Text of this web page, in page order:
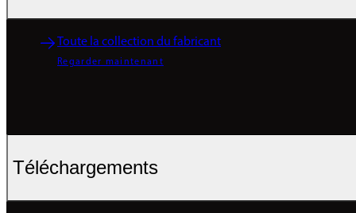
Toute la collection du fabricant
Regarder maintenant
Téléchargements